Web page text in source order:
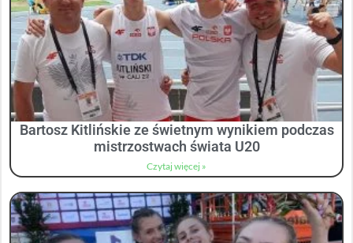
Bartosz Kitlińskie ze świetnym wynikiem podczas
mistrzostwach świata U20
Czytaj więcej »